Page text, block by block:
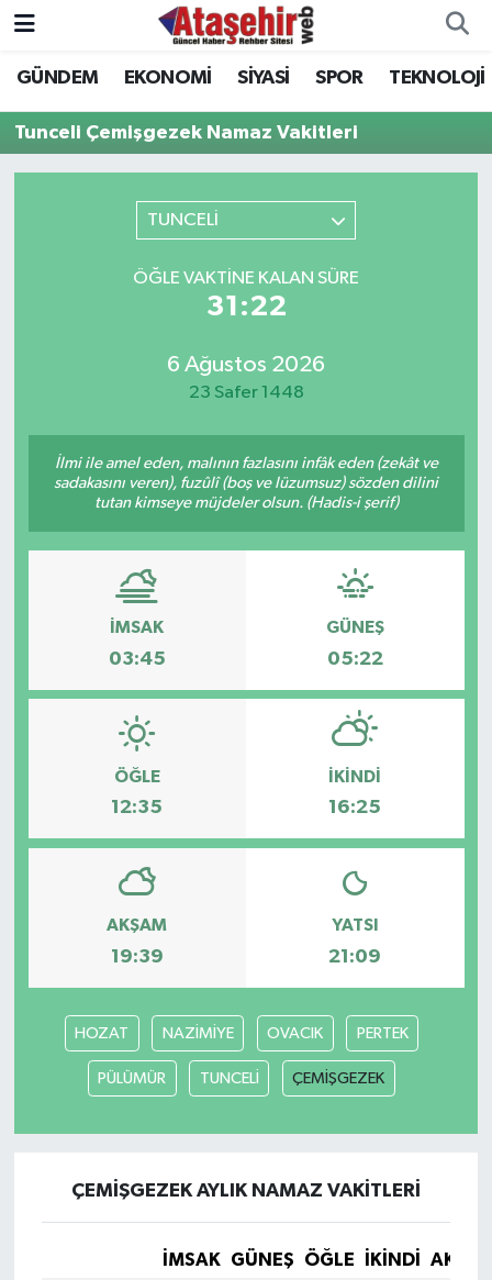
GÜNDEM EKONOMİ SİYASİ SPOR TEKNOLOJİ
Tunceli Çemişgezek Namaz Vakitleri
TUNCELİ
ÖĞLE VAKTINE KALAN SÜRE
31:22
6 Ağustos 2026
23 Safer 1448
İlmi ile amel eden, malının fazlasını infâk eden (zekât ve
sadakasını veren), fuzûlî (boş ve lüzumsuz) sözden dilini
tutan kimseye müjdeler olsun. (Hadis-i şerif)
İMSAK
03:45
GÜNEŞ
05:22
ÖĞLE
12:35
İKINDI
16:25
AKŞAM
19:39
YATSI
21:09
HOZAT NAZİMİYE OVACIK PERTEK
PÜLÜMÜR TUNCELİ ÇEMİŞGEZEK
ÇEMİŞGEZEK AYLIK NAMAZ VAKITLERI
İMSAK GÜNEŞ ÖĞLE İKINDI
Hava Durumu
Trafik Durumu
Son Dakika Haberleri